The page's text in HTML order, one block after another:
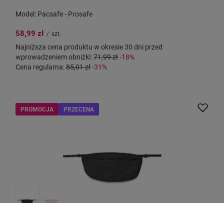
Model: Pacsafe - Prosafe
58,99 zł / szt.
Najniższa cena produktu w okresie 30 dni przed
wprowadzeniem obniżki:71,99 zł-18%
Cena regularna:85,01 zł-31%
PROMOCJA PRZECENA